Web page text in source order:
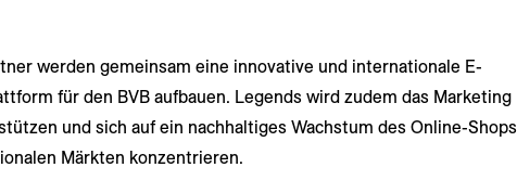
werden gemeinsam eine innovative und internationale E-
für den BVB aufbauen. Legends wird zudem das Marketing
und sich auf ein nachhaltiges Wachstum des Online-Shops
Märkten konzentrieren.